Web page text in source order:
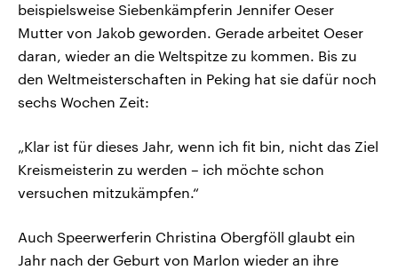
beispielsweise Siebenkämpferin Jennifer Oeser
Mutter von Jakob geworden. Gerade arbeitet Oeser
daran, wieder an die Weltspitze zu kommen. Bis zu
den Weltmeisterschaften in Peking hat sie dafür noch
sechs Wochen Zeit:
„Klar ist für dieses Jahr, wenn ich fit bin, nicht das Ziel
Kreismeisterin zu werden – ich möchte schon
versuchen mitzukämpfen.“
Auch Speerwerferin Christina Obergföll glaubt ein
Jahr nach der Geburt von Marlon wieder an ihre